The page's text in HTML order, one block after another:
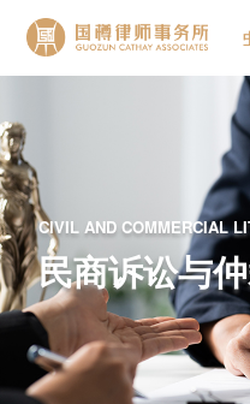
CIVIL AND COMMERCIAL
民商诉讼与